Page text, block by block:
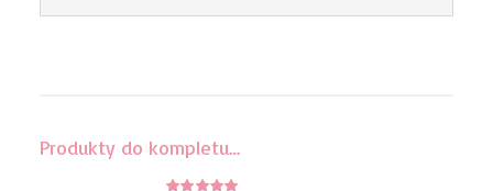
Produkty do kompletu…